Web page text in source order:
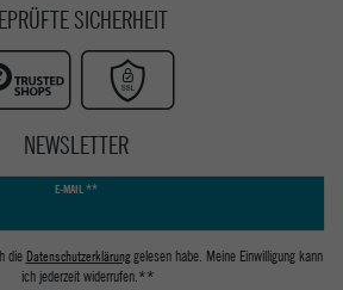
SICHERHEIT
NEWSLETTER
E-MAIL **
die Daten­schutz­erklärunggelesen habe. Meine Einwilligung kann
ich jederzeit widerrufen.**